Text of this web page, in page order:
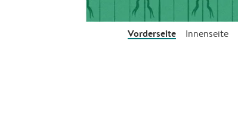
Vorderseite Innenseite